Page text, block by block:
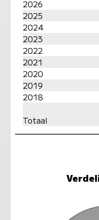
2026
2025
2024
2023
2022
2021
2020
2019
2018
Totaal